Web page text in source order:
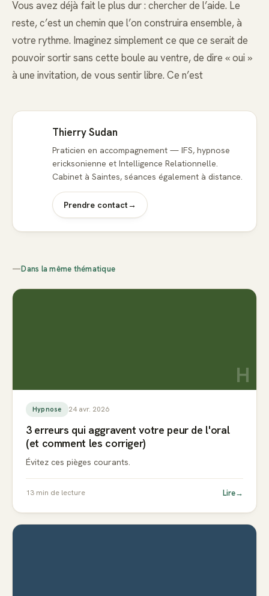
Vous avez déjà fait le plus dur : chercher de l’aide. Le
reste, c’est un chemin que l’on construira ensemble, à
votre rythme. Imaginez simplement ce que ce serait de
pouvoir sortir sans cette boule au ventre, de dire « oui »
à une invitation, de vous sentir libre. Ce n’est
Thierry Sudan
Praticien en accompagnement — IFS, hypnose
ericksonienne et Intelligence Relationnelle.
Cabinet à Saintes, séances également à distance.
Prendre contact→
—Dans la même thématique
H
Hypnose 24 avr. 2026
3 erreurs qui aggravent votre peur de l'oral
(et comment les corriger)
Évitez ces pièges courants.
13 min de lecture Lire→